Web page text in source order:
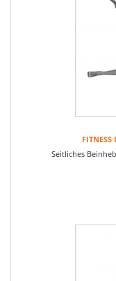
FITNESS
Seitliches